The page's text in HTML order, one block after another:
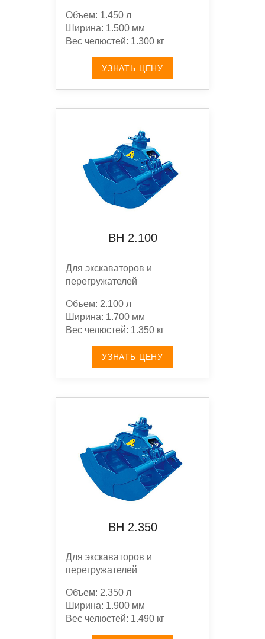
Объем: 1.450 л
Ширина: 1.500 мм
Вес челюстей: 1.300 кг
УЗНАТЬ ЦЕНУ
BН 2.100
Для экскаваторов и
перегружателей
Объем: 2.100 л
Ширина: 1.700 мм
Вес челюстей: 1.350 кг
УЗНАТЬ ЦЕНУ
BН 2.350
Для экскаваторов и
перегружателей
Объем: 2.350 л
Ширина: 1.900 мм
Вес челюстей: 1.490 кг